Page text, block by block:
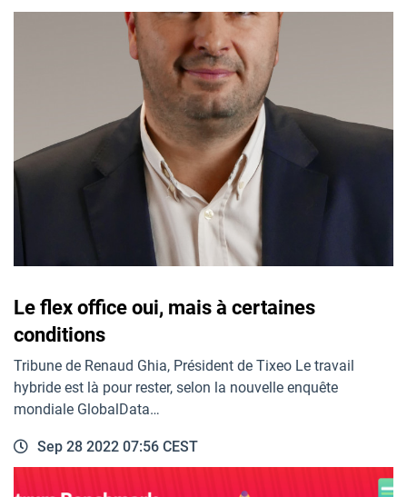
Le flex office oui, mais à certaines
conditions
Tribune de Renaud Ghia, Président de Tixeo Le travail
hybride est là pour rester, selon la nouvelle enquête
mondiale GlobalData…
Sep 28 2022 07:56 CEST